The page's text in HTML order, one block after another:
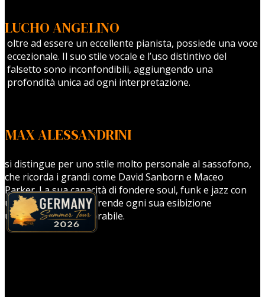
LUCHO ANGELINO
oltre ad essere un eccellente pianista, possiede una voce
eccezionale. Il suo stile vocale e l’uso distintivo del
falsetto sono inconfondibili, aggiungendo una
profondità unica ad ogni interpretazione.
MAX ALESSANDRINI
si distingue per uno stile molto personale al sassofono,
che ricorda i grandi come David Sanborn e Maceo
Parker. La sua capacità di fondere soul, funk e jazz con
una sensibilità unica rende ogni sua esibizione
un’esperienza memorabile.